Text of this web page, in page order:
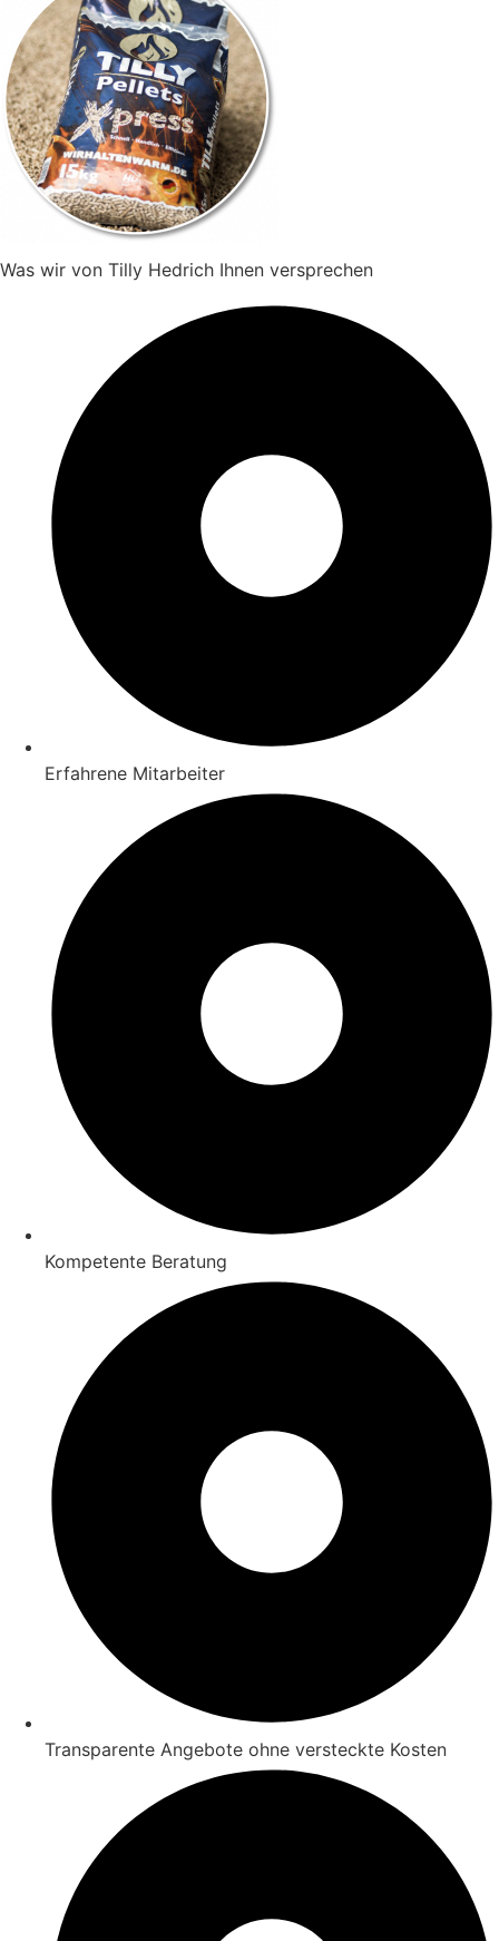
Was wir von Tilly Hedrich Ihnen versprechen
Erfahrene Mitarbeiter
Kompetente Beratung
Transparente Angebote ohne versteckte Kosten